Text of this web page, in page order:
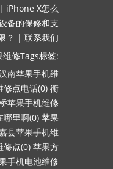
| iPhone X怎么
备的保修和支
？ | 联系我们
维修Tags标签:
南苹果手机维
修点电话(0) 衡
苹果手机维修
哪里啊(0) 苹果
县苹果手机维
修点(0) 苹果方
手机电池维修